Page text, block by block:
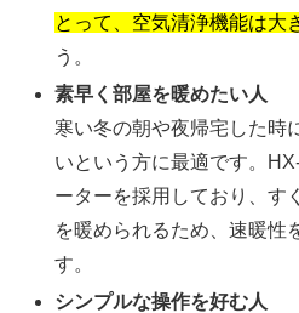
とって、空気清浄機能は大
う。
素早く部屋を暖めたい人
寒い冬の朝や夜帰宅した時
いという方に最適です。
ーターを採用しており、す
を暖められるため、速暖性
す。
シンプルな操作を好む人